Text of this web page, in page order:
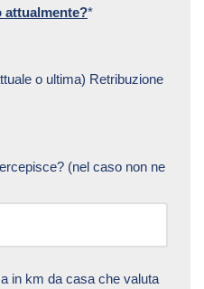
attualmente?*
o ultima) Retribuzione
(nel caso non ne
in km da casa che valuta